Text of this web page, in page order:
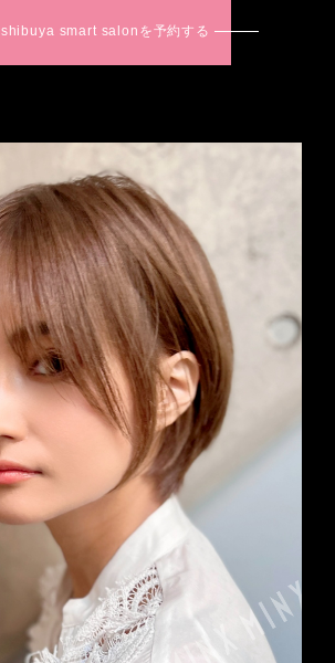
shibuya smart salonを予約する